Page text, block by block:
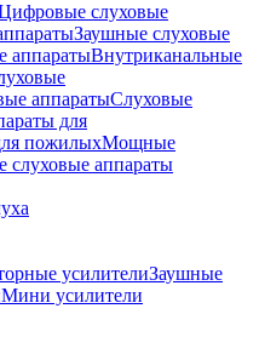
слуховые
Заушные слуховые
аппаратыВнутриканальные
аппаратыСлуховые
для
пожилыхМощные
аппараты
усилителиЗаушные
Мини усилители